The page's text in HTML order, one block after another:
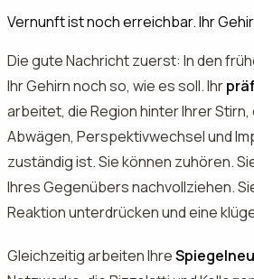
Vernunft ist noch erreichbar. Ihr
Die gute Nachricht zuerst: In den
Ihr Gehirn noch so, wie es soll. Ihr
arbeitet, die Region hinter Ihrer
Abwägen, Perspektivwechsel und
zuständig ist. Sie können zuhören.
Ihres Gegenübers nachvollziehen.
Reaktion unterdrücken und eine
Gleichzeitig arbeiten Ihre